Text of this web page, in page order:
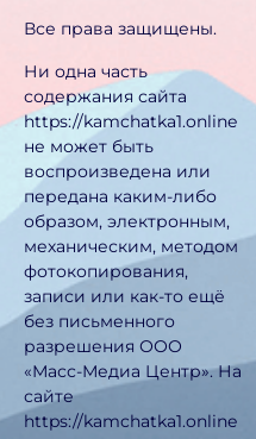
Все права защищены.
Ни одна часть
содержания сайта
https://kamchatka1.online
не может быть
воспроизведена или
передана каким-либо
образом, электронным,
механическим, методом
фотокопирования,
записи или как-то ещё
без письменного
разрешения ООО
«Масс-Медиа Центр». На
сайте
https://kamchatka1.online